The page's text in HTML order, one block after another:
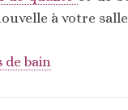
à votre salle
de bain